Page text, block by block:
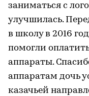
заниматься с
улучшилась.
в школу в 2016
помогли
аппараты.
аппаратам дочь
казачьей